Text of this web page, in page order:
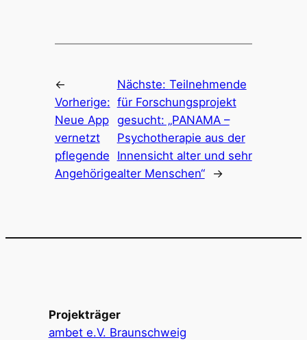
←
Vorherige:
Neue App
vernetzt
pflegende
Angehörige
Nächste: Teilnehmende
für Forschungsprojekt
gesucht: „PANAMA –
Psychotherapie aus der
Innensicht alter und sehr
alter Menschen“
→
Projekträger
ambet e.V. Braunschweig